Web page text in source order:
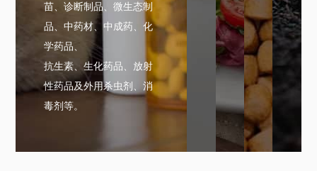
苗、诊断制品、微生态制
品、中药材、中成药、化
学药品、
抗生素、生化药品、放射
性药品及外用杀虫剂、消
毒剂等。